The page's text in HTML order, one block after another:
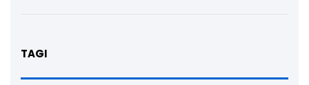
TAGI